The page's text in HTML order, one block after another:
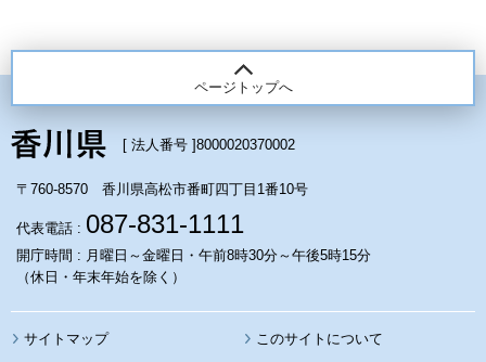
ページトップへ
[ 法人番号 ]8000020370002
〒760-8570 香川県高松市番町四丁目1番10号
代表電話 : 087-831-1111
開庁時間 : 月曜日～金曜日・午前8時30分～午後5時15分
（休日・年末年始を除く）
サイトマップ このサイトについて